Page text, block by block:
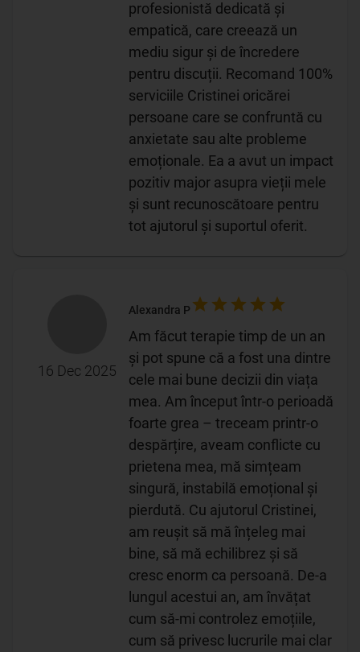
profesionistă dedicată și
empatică, care creează un
mediu sigur și de încredere
pentru discuții. Recomand 100%
serviciile Cristinei oricărei
persoane care se confruntă cu
anxietate sau alte probleme
emoționale. Ea a avut un impact
pozitiv major asupra vieții mele
și sunt recunoscătoare pentru
tot ajutorul și suportul oferit.
16 Dec 2025
Alexandra P
Am făcut terapie timp de un an
și pot spune că a fost una dintre
cele mai bune decizii din viața
mea. Am început într-o perioadă
foarte grea – treceam printr-o
despărțire, aveam conflicte cu
prietena mea, mă simțeam
singură, instabilă emoțional și
pierdută. Cu ajutorul Cristinei,
am reușit să mă înțeleg mai
bine, să mă echilibrez și să
cresc enorm ca persoană. De-a
lungul acestui an, am învățat
cum să-mi controlez emoțiile,
cum să privesc lucrurile mai clar